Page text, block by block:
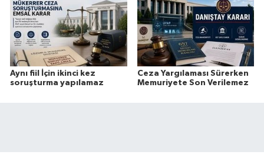
Aynı fiil İçin ikinci kez
soruşturma yapılamaz
Ceza Yargılaması Sürerken
Memuriyete Son Verilemez